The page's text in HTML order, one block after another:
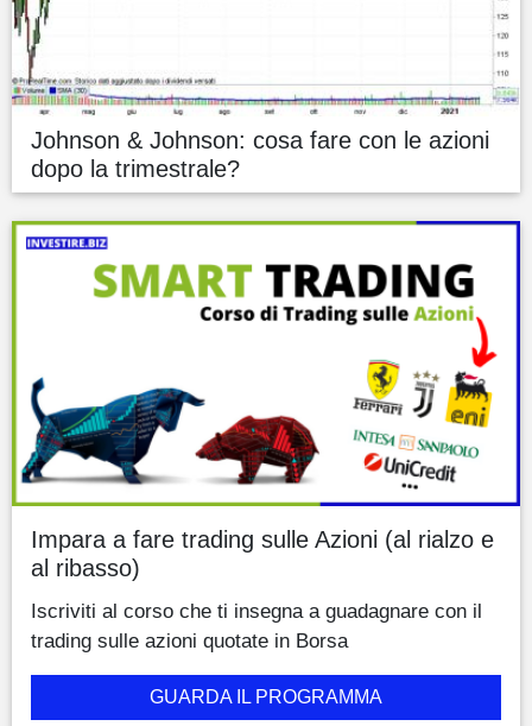
Johnson & Johnson: cosa fare con le azioni
dopo la trimestrale?
Impara a fare trading sulle Azioni (al rialzo e
al ribasso)
Iscriviti al corso che ti insegna a guadagnare con il
trading sulle azioni quotate in Borsa
GUARDA IL PROGRAMMA